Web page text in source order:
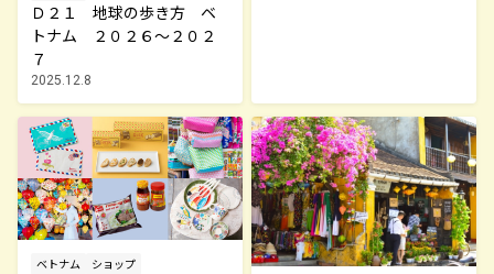
Ｄ２１ 地球の歩き方 ベ
トナム ２０２６～２０２
７
2025.12.8
ベトナム ショップ